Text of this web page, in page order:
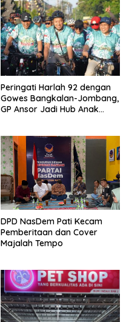
Peringati Harlah 92 dengan
Gowes Bangkalan-Jombang,
GP Ansor Jadi Hub Anak
DPD NasDem Pati Kecam
Pemberitaan dan Cover
Majalah Tempo